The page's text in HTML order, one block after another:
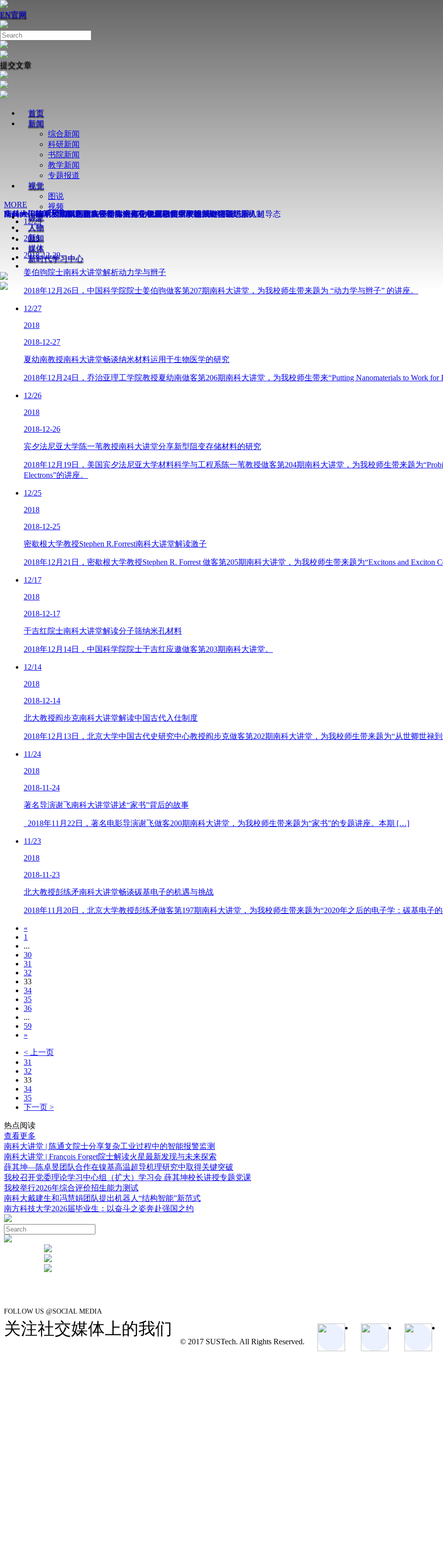
EN官网
提交文章
首页
新闻
综合新闻
科研新闻
书院新闻
教学新闻
专题报道
视觉
图说
视频
讲堂
人物
新知
媒体
新时代学习中心
Nature丨南科大周鑫课题组在奇点增强芯片级陀螺仪研究中取得重要进展
南科大田瑞军和陶丽芝团队合作在活体化学蛋白质组学领域取得新进展
薛其坤—陈卓昱团队合作在镍基高温超导机理研究中取得关键突破
Science丨南科大谭斌团队在不对称光催化领域取得重要进展
南科大何佳清团队揭示超离子导体中离子在皮秒尺度下的“结伴扩散”新机制
Nature丨南科大薛其坤-陈卓昱团队合作在镍氧化物中发现新奇强磁场重入超导态
MORE
12/29
2018
2018-12-29
姜伯驹院士南科大讲堂解析动力学与辫子
2018年12月26日，中国科学院院士姜伯驹做客第207期南科大讲堂，为我校师生带来题为 “动力学与辫子” 的讲座。
12/27
2018
2018-12-27
夏幼南教授南科大讲堂畅谈纳米材料运用于生物医学的研究
2018年12月24日，乔治亚理工学院教授夏幼南做客第206期南科大讲堂，为我校师生带来“Putting Nanomaterials to Work for
12/26
2018
2018-12-26
宾夕法尼亚大学陈一苇教授南科大讲堂分享新型阻变存储材料的研究
2018年12月19日，美国宾夕法尼亚大学材料科学与工程系陈一苇教授做客第204期南科大讲堂，为我校师生带来题为
Electrons”的讲座。
12/25
2018
2018-12-25
密歇根大学教授Stephen R.Forrest南科大讲堂解读激子
2018年12月21日，密歇根大学教授Stephen R. Forrest 做客第205期南科大讲堂，为我校师生带来题为“Excitons and Exciton
12/17
2018
2018-12-17
于吉红院士南科大讲堂解读分子筛纳米孔材料
2018年12月14日，中国科学院院士于吉红应邀做客第203期南科大讲堂。
12/14
2018
2018-12-14
北大教授阎步克南科大讲堂解读中国古代入仕制度
2018年12月13日，北京大学中国古代史研究中心教授阎步克做客第202期南科大讲堂，为我校师生带来题为“从世卿世禄
11/24
2018
2018-11-24
著名导演谢飞南科大讲堂讲述“家书”背后的故事
2018年11月22日，著名电影导演谢飞做客200期南科大讲堂，为我校师生带来题为“家书”的专题讲座。本期 […]
11/23
2018
2018-11-23
北大教授彭练矛南科大讲堂畅谈碳基电子的机遇与挑战
2018年11月20日，北京大学教授彭练矛做客第197期南科大讲堂，为我校师生带来题为“2020年之后的电子学：碳基电子的
«
1
...
30
31
32
33
34
35
36
...
59
»
< 上一页
31
32
33
34
35
下一页 >
热点阅读
查看更多
南科大讲堂 | 陈通文院士分享复杂工业过程中的智能报警监测
南科大讲堂 | François Forget院士解读火星最新发现与未来探索
薛其坤—陈卓昱团队合作在镍基高温超导机理研究中取得关键突破
我校召开党委理论学习中心组（扩大）学习会 薛其坤校长讲授专题党课
我校举行2026年综合评价招生能力测试
南科大戴建生和冯慧娟团队提出机器人“结构智能”新范式
南方科技大学2026届毕业生：以奋斗之姿奔赴强国之约
FOLLOW US @SOCIAL MEDIA
关注社交媒体上的我们
© 2017 SUSTech. All Rights Reserved.